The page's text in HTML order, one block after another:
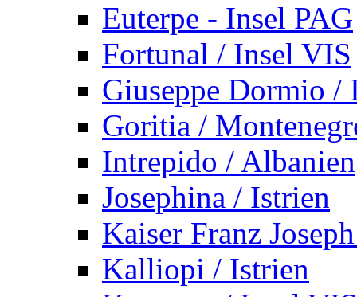
Euterpe - Insel PAG
Fortunal / Insel VIS
Giuseppe Dormio /
Goritia /
Intrepido / Albanien
Josephina / Istrien
Kaiser Franz
Kalliopi / Istrien